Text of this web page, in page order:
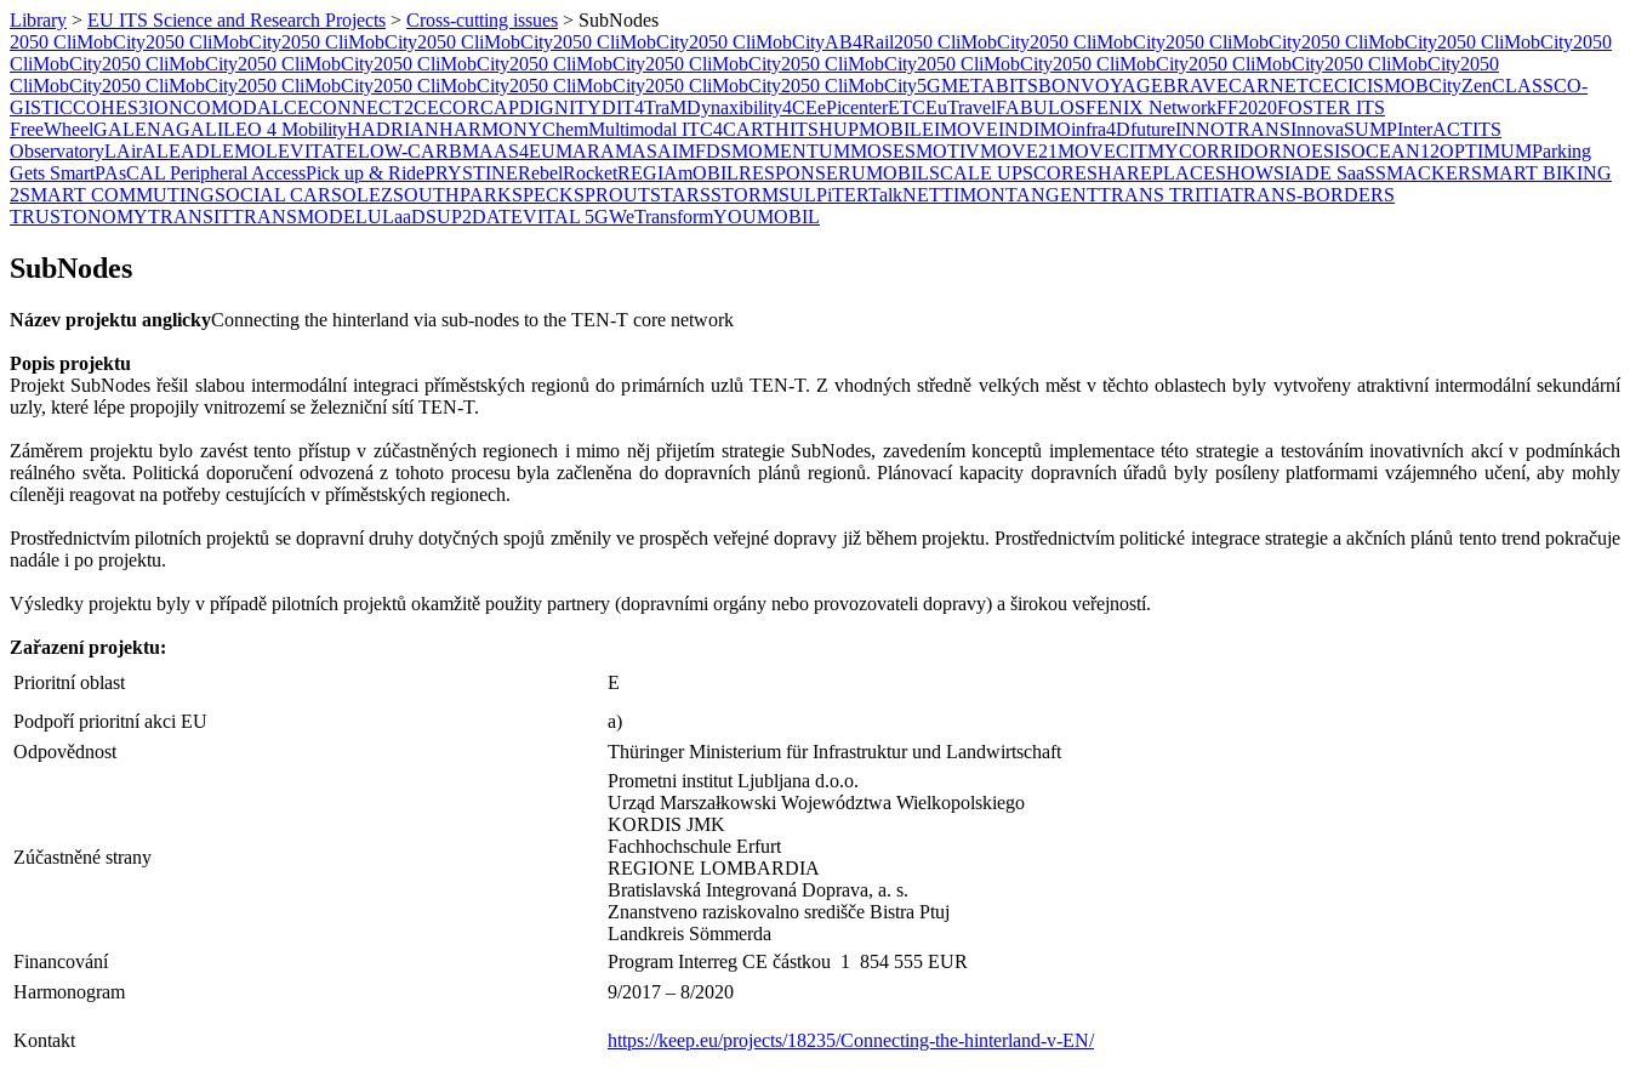
Library > EU ITS Science and Research Projects > Cross-cutting issues > SubNodes
2050 CliMobCity2050 CliMobCity2050 CliMobCity2050 CliMobCity2050 CliMobCity2050 CliMobCityAB4Rail2050 CliMobCity2050 CliMobCity2050 CliMobCity2050 CliMobCity2050 CliMobCity2050
CliMobCity2050 CliMobCity2050 CliMobCity2050 CliMobCity2050 CliMobCity2050 CliMobCity2050 CliMobCity2050 CliMobCity2050 CliMobCity2050 CliMobCity2050 CliMobCity2050
CliMobCity2050 CliMobCity2050 CliMobCity2050 CliMobCity2050 CliMobCity2050 CliMobCity2050 CliMobCity5GMETABITSBONVOYAGEBRAVECARNETCECICISMOBCityZenCLASSCO-
GISTICCOHES3IONCOMODALCECONNECT2CECORCAPDIGNITYDIT4TraMDynaxibility4CEePicenterETCEuTravelFABULOSFENIX NetworkFF2020FOSTER ITS
FreeWheelGALENAGALILEO 4 MobilityHADRIANHARMONYChemMultimodal ITC4CARTHITSHUPMOBILEIMOVEINDIMOinfra4DfutureINNOTRANSInnovaSUMPInterACTITS
ObservatoryLAirALEADLEMOLEVITATELOW-CARBMAAS4EUMARAMASAIMFDSMOMENTUMMOSESMOTIVMOVE21MOVECITMYCORRIDORNOESISOCEAN12OPTIMUMParking
Gets SmartPAsCAL Peripheral AccessPick up & RidePRYSTINERebelRocketREGIAmOBILRESPONSERUMOBILSCALE UPSCORESHAREPLACESHOWSIADE SaaSSMACKERSMART BIKING
2SMART COMMUTINGSOCIAL CARSOLEZSOUTHPARKSPECKSPROUTSTARSSTORMSULPiTERTalkNET​TIMONTANGENTTRANS TRITIATRANS-BORDERS
TRUSTONOMYTRANSITTRANSMODELULaaDSUP2DATEVITAL 5GWeTransformYOUMOBIL
SubNodes
Název projektu anglickyConnecting the hinterland via sub-nodes to the TEN-T core network
Popis projektu
Projekt SubNodes řešil slabou intermodální integraci příměstských regionů do primárních uzlů TEN-T. Z vhodných středně velkých měst v těchto oblastech byly vytvořeny atraktivní intermodální sekundární
uzly, které lépe propojily vnitrozemí se železniční sítí TEN-T.
Záměrem projektu bylo zavést tento přístup v zúčastněných regionech i mimo něj přijetím strategie SubNodes, zavedením konceptů implementace této strategie a testováním inovativních akcí v podmínkách
reálného světa. Politická doporučení odvozená z tohoto procesu byla začleněna do dopravních plánů regionů. Plánovací kapacity dopravních úřadů byly posíleny platformami vzájemného učení, aby mohly
cíleněji reagovat na potřeby cestujících v příměstských regionech.
Prostřednictvím pilotních projektů se dopravní druhy dotyčných spojů změnily ve prospěch veřejné dopravy již během projektu. Prostřednictvím politické integrace strategie a akčních plánů tento trend pokračuje
nadále i po projektu.
Výsledky projektu byly v případě pilotních projektů okamžitě použity partnery (dopravními orgány nebo provozovateli dopravy) a širokou veřejností.
Zařazení projektu:
Prioritní oblast
E
Podpoří prioritní akci EU
a)
Odpovědnost
Thüringer Ministerium für Infrastruktur und Landwirtschaft
Zúčastněné strany
Prometni institut Ljubljana d.o.o.
Urząd Marszałkowski Województwa Wielkopolskiego
KORDIS JMK
Fachhochschule Erfurt
REGIONE LOMBARDIA
Bratislavská Integrovaná Doprava, a. s.
Znanstveno raziskovalno središče Bistra Ptuj
Landkreis Sömmerda
Financování
Program Interreg CE částkou 1 854 555 EUR
Harmonogram
9/2017 – 8/2020
Kontakt https://keep.eu/projects/18235/Connecting-the-hinterland-v-EN/